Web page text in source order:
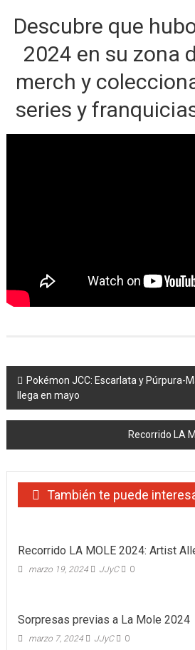
Descubre que
2024 en su zona
merch y
series y
Navegación
de
Pokémon JCC: Escarlata y Púrpura-
llega en mayo
Recorrido LA
También te puede
Recorrido LA MOLE 2024: Artist
marzo 19, 2024 JJyC 0
Sorpresas previas a La Mole 2024
marzo 7, 2024 JJyC 0